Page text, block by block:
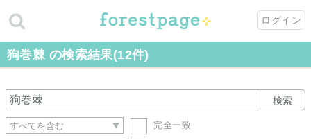
ログイン
狗巻棘 の検索結果(12件)
検索
完全一致